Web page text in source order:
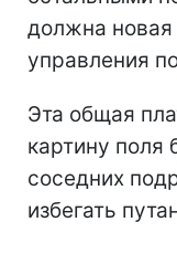
должна
управления
Эта общая
картину поля
соседних
избегать